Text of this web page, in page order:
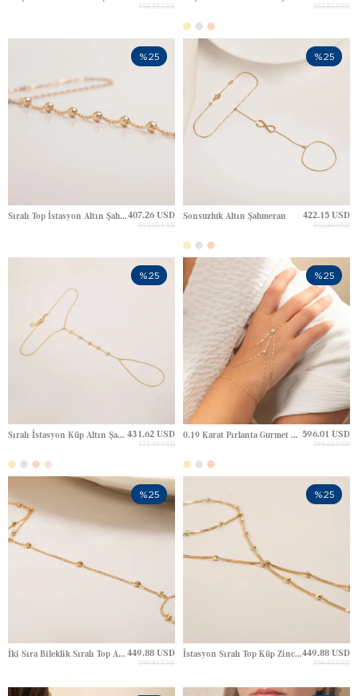
458.23 USD 581.81 USD
Sıralı Top İstasyon Altın Şahmeran407.26 USD
543.02 USD
%25
Sonsuzluk Altın Şahmeran 422.15 USD
562.86 USD
%25
Sıralı İstasyon Küp Altın Şahmeran 431.62 USD
575.49 USD
%25
0.19 Karat Pırlanta Gurmet Zincir Altın Şahmeran 596.01 USD
794.68 USD
%25
İki Sıra Bileklik Sıralı Top Altın Şahmeran 449.88 USD
599.85 USD
%25
İstasyon Sıralı Top Küp Zincirli Altın Şahmeran449.88 USD
599.85 USD
%25